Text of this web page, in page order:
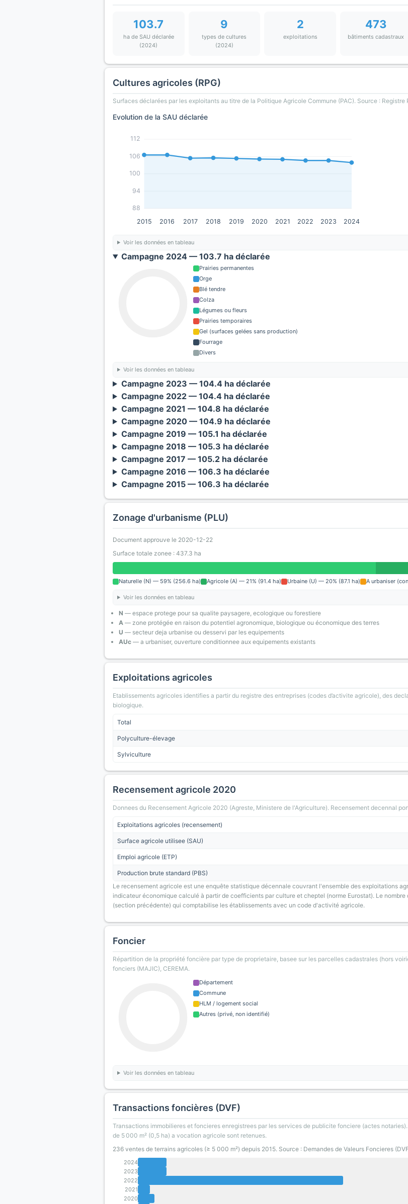
103.7
ha de SAU déclarée
(2024)
9
types de cultures
(2024)
2
exploitations
473
bâtiments cadastraux
Cultures agricoles (RPG)
Surfaces déclarées par les exploitants au titre de la Politique Agricole Commune (PAC). Source : Registre
Evolution de la SAU déclarée
88
94
100
106
112
2015 2016 2017 2018 2019 2020 2021 2022 2023 2024
Voir les données en tableau
Campagne 2024 — 103.7 ha déclarée
Prairies permanentes
Orge
Blé tendre
Colza
Légumes ou fleurs
Prairies temporaires
Gel (surfaces gelées sans production)
Fourrage
Divers
Voir les données en tableau
Campagne 2023 — 104.4 ha déclarée
Campagne 2022 — 104.4 ha déclarée
Campagne 2021 — 104.8 ha déclarée
Campagne 2020 — 104.9 ha déclarée
Campagne 2019 — 105.1 ha déclarée
Campagne 2018 — 105.3 ha déclarée
Campagne 2017 — 105.2 ha déclarée
Campagne 2016 — 106.3 ha déclarée
Campagne 2015 — 106.3 ha déclarée
Zonage d'urbanisme (PLU)
Document approuve le 2020-12-22
Surface totale zonee : 437.3 ha
Naturelle (N) — 59% (256.6 ha) Agricole (A) — 21% (91.4 ha) Urbaine (U) — 20% (87.1 ha) A urbaniser
Voir les données en tableau
N — espace protege pour sa qualite paysagere, ecologique ou forestiere
A — zone protégée en raison du potentiel agronomique, biologique ou économique des terres
U — secteur deja urbanise ou desservi par les equipements
AUc — a urbaniser, ouverture conditionnee aux equipements existants
Exploitations agricoles
Etablissements agricoles identifies a partir du registre des entreprises (codes d’activite agricole), des
biologique.
Total
Polyculture-élevage
Sylviculture
Recensement agricole 2020
Donnees du Recensement Agricole 2020 (Agreste, Ministere de l'Agriculture). Recensement decennal
Exploitations agricoles (recensement)
Surface agricole utilisee (SAU)
Emploi agricole (ETP)
Production brute standard (PBS)
Le recensement agricole est une enquête statistique décennale couvrant l'ensemble des exploitations
indicateur économique calculé à partir de coefficients par culture et cheptel (norme Eurostat). Le
(section précédente) qui comptabilise les établissements avec un code d'activité agricole.
Foncier
Répartition de la propriété foncière par type de proprietaire, basee sur les parcelles cadastrales (hors
fonciers (MAJIC), CEREMA.
Département
Commune
HLM / logement social
Autres (privé, non identifié)
Voir les données en tableau
Transactions foncières (DVF)
Transactions immobilieres et foncieres enregistrees par les services de publicite fonciere (actes
de 5 000 m² (0,5 ha) a vocation agricole sont retenues.
236 ventes de terrains agricoles (≥ 5 000 m²) depuis 2015. Source : Demandes de Valeurs Foncieres
2024
2023
2022
2021
2020